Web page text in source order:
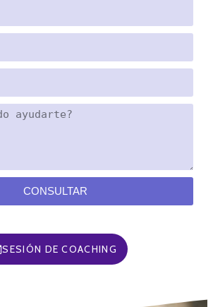
CONSULTAR
SESIÓN DE COACHING